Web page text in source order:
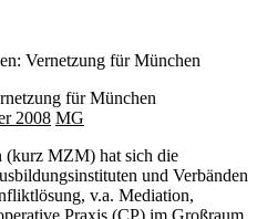
Vernetzung für München
für München
2008 MG
(kurz MZM) hat sich die
und Verbänden
v.a. Mediation,
Praxis (CP) im Großraum